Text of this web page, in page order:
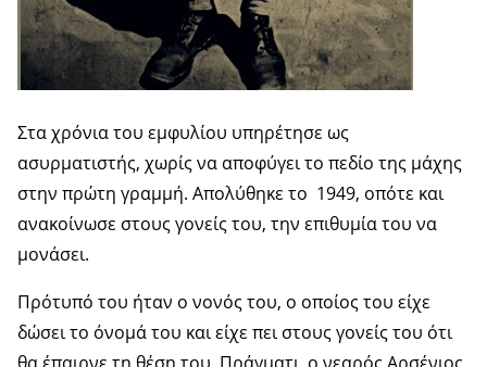
Στα χρόνια του εμφυλίου υπηρέτησε ως
ασυρματιστής, χωρίς να αποφύγει το πεδίο της μάχης
στην πρώτη γραμμή. Απολύθηκε το 1949, οπότε και
ανακοίνωσε στους γονείς του, την επιθυμία του να
μονάσει.
Πρότυπό του ήταν ο νονός του, ο οποίος του είχε
δώσει το όνομά του και είχε πει στους γονείς του ότι
θα έπαιρνε τη θέση του. Πράγματι, ο νεαρός Αρσένιος